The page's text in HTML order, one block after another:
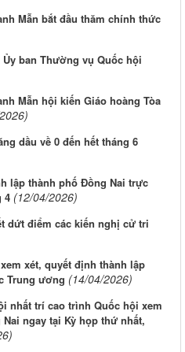
Mẫn bắt đầu thăm chính thức
ban Thường vụ Quốc hội
Mẫn hội kiến Giáo hoàng Tòa
dầu về 0 đến hết tháng 6
lập thành phố Đồng Nai trực
4 (12/04/2026)
dứt điểm các kiến nghị cử tri
xét, quyết định thành lập
Trung ương (14/04/2026)
nhất trí cao trình Quốc hội xem
ngay tại Kỳ họp thứ nhất,